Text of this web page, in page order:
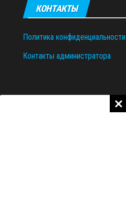
КОНТАКТЫ
Политика конфиденциальности
Контакты администратора